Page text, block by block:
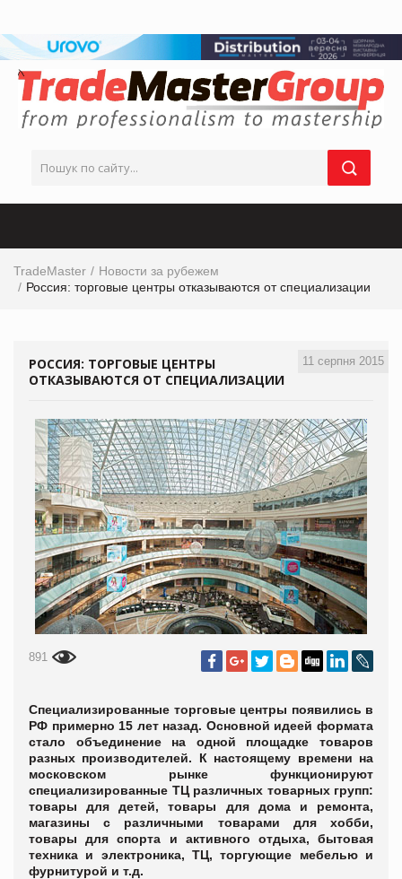
TradeMaster
Новости за рубежем
Россия: торговые центры отказываются от специализации
11 серпня 2015
РОССИЯ: ТОРГОВЫЕ ЦЕНТРЫ
ОТКАЗЫВАЮТСЯ ОТ СПЕЦИАЛИЗАЦИИ
891
Специализированные торговые центры появились в
РФ примерно 15 лет назад. Основной идеей формата
стало объединение на одной площадке товаров
разных производителей. К настоящему времени на
московском рынке функционируют
специализированные ТЦ различных товарных групп:
товары для детей, товары для дома и ремонта,
магазины с различными товарами для хобби,
товары для спорта и активного отдыха, бытовая
техника и электроника, ТЦ, торгующие мебелью и
фурнитурой и т.д.